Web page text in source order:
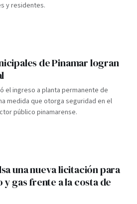
y residentes.
de Pinamar logran
el ingreso a planta permanente de
medida que otorga seguridad en el
público pinamarense.
una nueva licitación para
gas frente a la costa de